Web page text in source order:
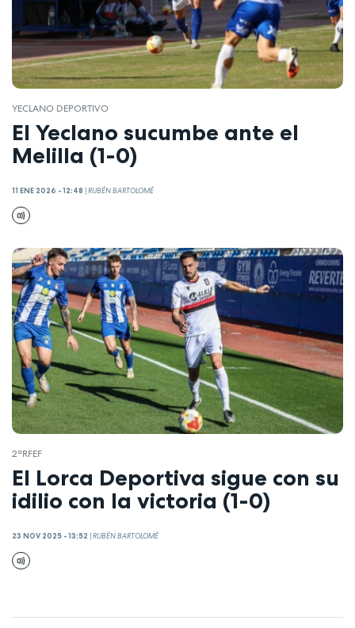
YECLANO DEPORTIVO
El Yeclano sucumbe ante el
Melilla (1-0)
11 ENE 2026 - 12:48 |RUBÉN BARTOLOMÉ
2ªRFEF
El Lorca Deportiva sigue con su
idilio con la victoria (1-0)
23 NOV 2025 - 13:52 |RUBÉN BARTOLOMÉ